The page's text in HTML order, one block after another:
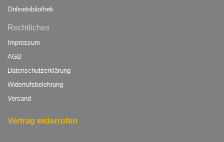
Onlinebibliothek
Rechtliches
Impressum
AGB
Datenschutzerklärung
Widerrufsbelehrung
Versand
Vertrag widerrufen